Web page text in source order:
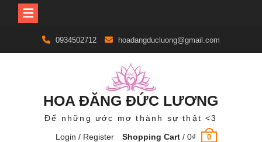
content
0934502712 hoadangducluong@gmail.com
HOA ĐĂNG ĐỨC LƯƠNG
Để những ước mơ thành sự thật <3
Login / Register
Shopping Cart /0₫ 0